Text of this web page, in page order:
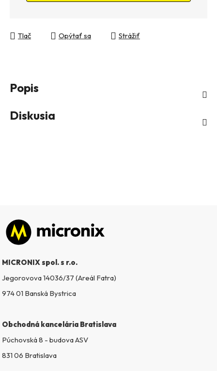
Tlač Opýtať sa Strážiť
Popis
Diskusia
Zápätie
MICRONIX spol. s r.o.
Jegorovova 14036/37 (Areál Fatra)
974 01 Banská Bystrica
Obchodná kancelária Bratislava
Púchovská 8 - budova ASV
831 06 Bratislava